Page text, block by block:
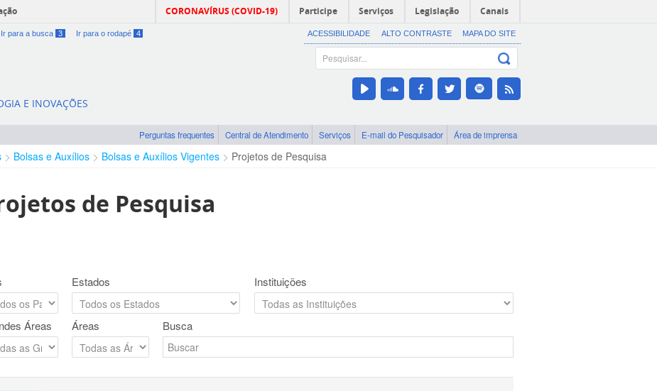
CORONAVÍRUS (COVID-19) Participe Serviços Legislação Canais
Ir para a busca 3 Ir para o rodapé 4 ACESSIBILIDADE ALTO CONTRASTE MAPA DO SITE
E INOVAÇÕES
Perguntas frequentes Central de Atendimento Serviços E-mail do Pesquisador Área de imprensa
Bolsas e Auxílios Bolsas e Auxílios Vigentes Projetos de Pesquisa
de Pesquisa
Estados Instituições
Áreas Áreas Busca